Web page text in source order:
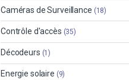
Caméras de Surveillance (18)
Contrôle d'accès (35)
Décodeurs (1)
Energie solaire (9)